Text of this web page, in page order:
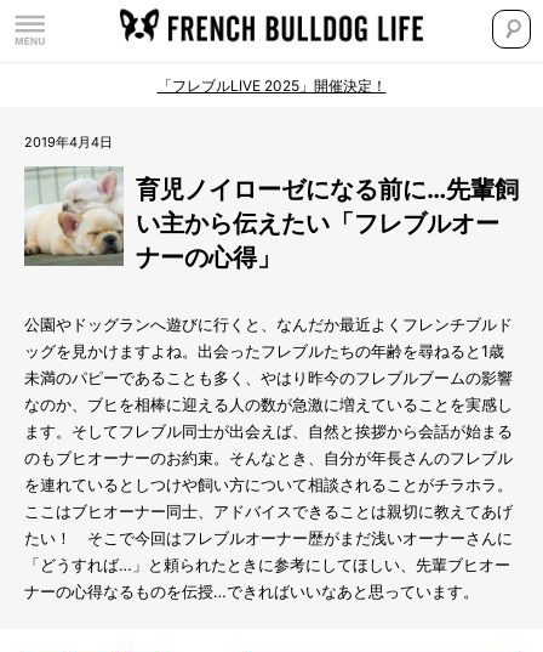
「フレブルLIVE 2025」開催決定！
2019年4月4日
育児ノイローゼになる前に…先輩飼
い主から伝えたい「フレブルオー
ナーの心得」
公園やドッグランへ遊びに行くと、なんだか最近よくフレンチブルド
ッグを見かけますよね。出会ったフレブルたちの年齢を尋ねると1歳
未満のパピーであることも多く、やはり昨今のフレブルブームの影響
なのか、ブヒを相棒に迎える人の数が急激に増えていることを実感し
ます。そしてフレブル同士が出会えば、自然と挨拶から会話が始まる
のもブヒオーナーのお約束。そんなとき、自分が年長さんのフレブル
を連れているとしつけや飼い方について相談されることがチラホラ。
ここはブヒオーナー同士、アドバイスできることは親切に教えてあげ
たい！ そこで今回はフレブルオーナー歴がまだ浅いオーナーさんに
「どうすれば…」と頼られたときに参考にしてほしい、先輩ブヒオー
ナーの心得なるものを伝授…できればいいなあと思っています。